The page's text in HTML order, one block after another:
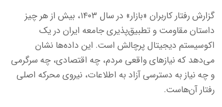
گزارش رفتار کاربران «بازار» در سال ۱۴۰۳، بیش از هر چیز
داستان مقاومت و تطبیق‌پذیری جامعه ایران در یک
اکوسیستم دیجیتال پرچالش است. این داده‌ها نشان
می‌دهد که نیازهای واقعی مردم، چه اقتصادی، چه سرگرمی
و چه نیاز به دسترسی آزاد به اطلاعات، نیروی محرکه اصلی
رفتار آن‌هاست.